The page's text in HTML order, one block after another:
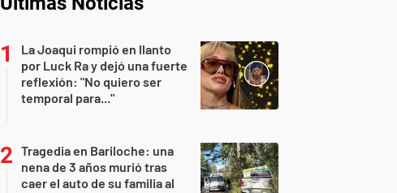
La Joaqui rompió en llanto
por Luck Ra y dejó una fuerte
reflexión: "No quiero ser
temporal para..."
Tragedia en Bariloche: una
nena de 3 años murió tras
caer el auto de su familia al